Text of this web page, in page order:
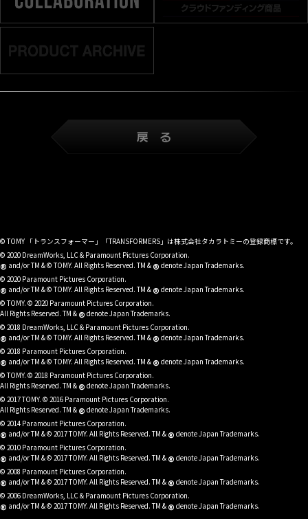
© TOMY 「トランスフォーマー」「TRANSFORMERS」は株式会社タカラトミーの登録商標です。
© 2020 DreamWorks, LLC & Paramount Pictures Corporation.
® and/or TM & © TOMY. All Rights Reserved. TM & ® denote Japan Trademarks.
© 2020 Paramount Pictures Corporation.
® and/or TM & © TOMY. All Rights Reserved. TM & ® denote Japan Trademarks.
© TOMY. © 2020 Paramount Pictures Corporation.
All Rights Reserved. TM & ® denote Japan Trademarks.
© 2018 DreamWorks, LLC & Paramount Pictures Corporation.
® and/or TM & © TOMY. All Rights Reserved. TM & ® denote Japan Trademarks.
© 2018 Paramount Pictures Corporation.
® and/or TM & © TOMY. All Rights Reserved. TM & ® denote Japan Trademarks.
© TOMY. © 2018 Paramount Pictures Corporation.
All Rights Reserved. TM & ® denote Japan Trademarks.
© 2017 TOMY. © 2016 Paramount Pictures Corporation.
All Rights Reserved. TM & ® denote Japan Trademarks.
© 2014 Paramount Pictures Corporation.
® and/or TM & © 2017 TOMY. All Rights Reserved. TM & ® denote Japan Trademarks.
© 2010 Paramount Pictures Corporation.
® and/or TM & © 2017 TOMY. All Rights Reserved. TM & ® denote Japan Trademarks.
© 2008 Paramount Pictures Corporation.
® and/or TM & © 2017 TOMY. All Rights Reserved. TM & ® denote Japan Trademarks.
© 2006 DreamWorks, LLC & Paramount Pictures Corporation.
® and/or TM & © 2017 TOMY. All Rights Reserved. TM & ® denote Japan Trademarks.